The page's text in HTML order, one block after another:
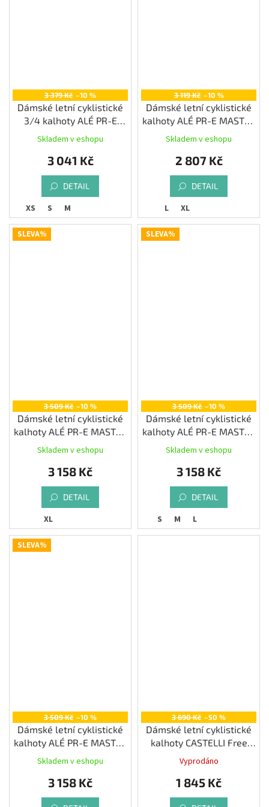
3 379 Kč –10 %
Dámské letní cyklistické
3/4 kalhoty ALÉ PR-E
MASTER 2.0, black
Skladem v eshopu
3 041 Kč
DETAIL
XS S M
3 119 Kč –10 %
Dámské letní cyklistické
kalhoty ALÉ PR-E MASTER
2.0, black
Skladem v eshopu
2 807 Kč
DETAIL
L XL
SLEVA%
3 509 Kč –10 %
Dámské letní cyklistické
kalhoty ALÉ PR-E MASTER
2.0, navy blue
Skladem v eshopu
3 158 Kč
DETAIL
XL
SLEVA%
3 509 Kč –10 %
Dámské letní cyklistické
kalhoty ALÉ PR-E MASTER
2.0, brownie
Skladem v eshopu
3 158 Kč
DETAIL
S M L
SLEVA%
3 509 Kč –10 %
Dámské letní cyklistické
kalhoty ALÉ PR-E MASTER
2.0, black
Skladem v eshopu
3 158 Kč
3 690 Kč –50 %
Dámské letní cyklistické
kalhoty CASTELLI Free
Aero RC, black
Vyprodáno
1 845 Kč